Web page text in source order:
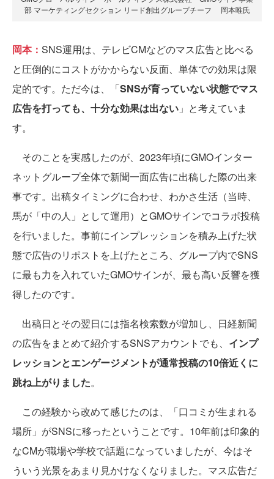
部 マーケティングセクション リード創出グループチーフ 岡本唯氏
岡本： SNS運用は、テレビCMなどのマス広告と比べる
と圧倒的にコストがかからない反面、単体での効果は限
定的です。ただ今は、「SNSが育っていない状態でマス
広告を打っても、十分な効果は出ない 」と考えていま
す。
そのことを実感したのが、2023年頃にGMOインター
ネットグループ全体で新聞一面広告に出稿した際の出来
事です。出稿タイミングに合わせ、わかさ生活（当時、
馬が「中の人」として運用）とGMOサインでコラボ投稿
を行いました。事前にインプレッションを積み上げた状
態で広告のリポストを上げたところ、グループ内でSNS
に最も力を入れていたGMOサインが、最も高い反響を獲
得したのです。
出稿日とその翌日には指名検索数が増加し、日経新聞
の広告をまとめて紹介するSNSアカウントでも、 インプ
レッションとエンゲージメントが通常投稿の10倍近くに
跳ね上がりました。
この経験から改めて感じたのは、「口コミが生まれる
場所」がSNSに移ったということです。10年前は印象的
なCMが職場や学校で話題になっていましたが、今はそ
ういう光景をあまり見かけなくなりました。マス広告だ